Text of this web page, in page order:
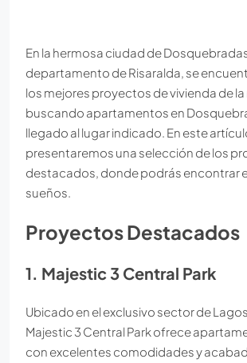
En la hermosa ciudad de
departamento de Risaralda, se
los mejores proyectos de vivienda de la
buscando apartamentos en
llegado al lugar indicado. En este
presentaremos una selección de los
destacados, donde podrás encontrar
sueños.
Proyectos Destacados
1. Majestic 3 Central Park
Ubicado en el exclusivo sector de
Majestic 3 Central Park ofrece
con excelentes comodidades y